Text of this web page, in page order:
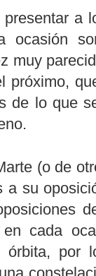
a
ocasión
muy
próximo,
de lo que
(o de
a su
cada
órbita, por